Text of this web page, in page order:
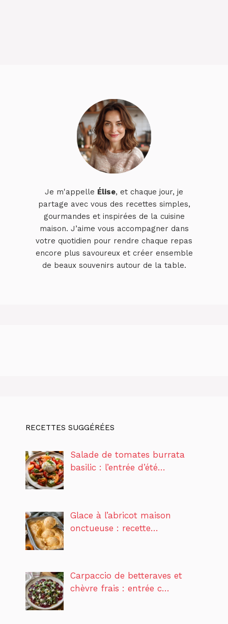
Je m'appelle Élise, et chaque jour, je
partage avec vous des recettes simples,
gourmandes et inspirées de la cuisine
maison. J’aime vous accompagner dans
votre quotidien pour rendre chaque repas
encore plus savoureux et créer ensemble
de beaux souvenirs autour de la table.
RECETTES SUGGÉRÉES
Salade de tomates burrata
basilic : l’entrée d’été…
Glace à l’abricot maison
onctueuse : recette…
Carpaccio de betteraves et
chèvre frais : entrée c…